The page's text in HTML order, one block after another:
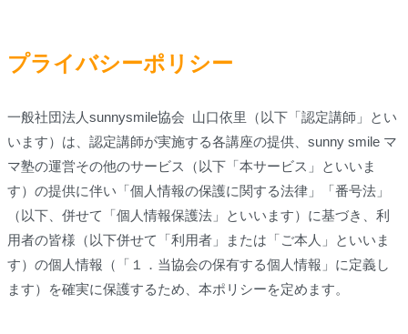
プライバシーポリシー
一般社団法人sunnysmile協会 山口依里（以下「認定講師」とい
います）は、認定講師が実施する各講座の提供、sunny smile マ
マ塾の運営その他のサービス（以下「本サービス」といいま
す）の提供に伴い「個人情報の保護に関する法律」「番号法」
（以下、併せて「個人情報保護法」といいます）に基づき、利
用者の皆様（以下併せて「利用者」または「ご本人」といいま
す）の個人情報（「１．当協会の保有する個人情報」に定義し
ます）を確実に保護するため、本ポリシーを定めます。